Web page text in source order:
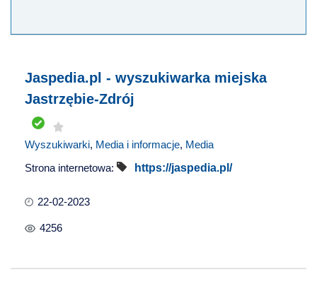
Jaspedia.pl - wyszukiwarka miejska
Jastrzębie-Zdrój
Wyszukiwarki, Media i informacje, Media
Strona internetowa:
https://jaspedia.pl/
22-02-2023
4256